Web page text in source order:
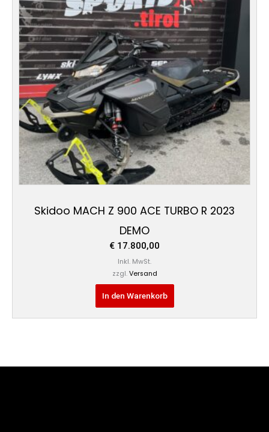
Skidoo MACH Z 900 ACE TURBO R 2023
DEMO
€ 17.800,00
Inkl. MwSt.
zzgl. Versand
In den Warenkorb